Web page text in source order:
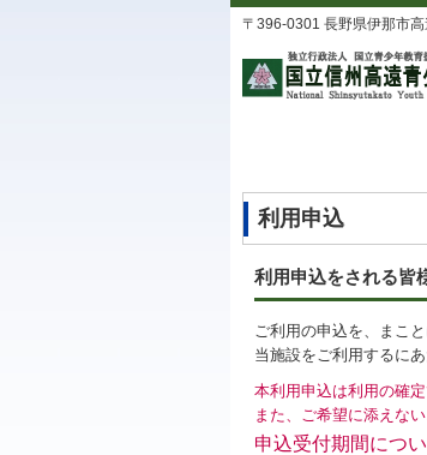
〒396-0301 長野県伊那市
利用申込
利用申込をされる皆
ご利用の申込を、まこ
当施設をご利用するに
本利用申込は利用の確
また、ご希望に添えな
申込受付期間につ